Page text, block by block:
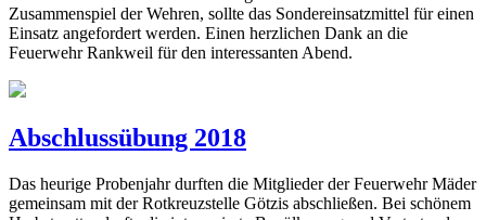
Zusammenspiel der Wehren, sollte das Sondereinsatzmittel für einen
Einsatz angefordert werden. Einen herzlichen Dank an die
Feuerwehr Rankweil für den interessanten Abend.
Abschlussübung 2018
Das heurige Probenjahr durften die Mitglieder der Feuerwehr Mäder
gemeinsam mit der Rotkreuzstelle Götzis abschließen. Bei schönem